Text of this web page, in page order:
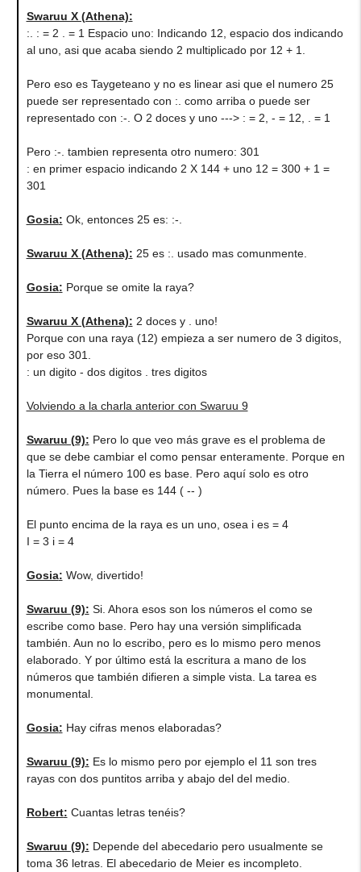
Swaruu X (Athena):
:. : = 2 . = 1 Espacio uno: Indicando 12, espacio dos indicando
al uno, asi que acaba siendo 2 multiplicado por 12 + 1.
Pero eso es Taygeteano y no es linear asi que el numero 25
puede ser representado con :. como arriba o puede ser
representado con :-. O 2 doces y uno ---> : = 2, - = 12, . = 1
Pero :-. tambien representa otro numero: 301
: en primer espacio indicando 2 X 144 + uno 12 = 300 + 1 =
301
Gosia: Ok, entonces 25 es: :-.
Swaruu X (Athena): 25 es :. usado mas comunmente.
Gosia: Porque se omite la raya?
Swaruu X (Athena): 2 doces y . uno!
Porque con una raya (12) empieza a ser numero de 3 digitos,
por eso 301.
: un digito - dos digitos . tres digitos
Volviendo a la charla anterior con Swaruu 9
Swaruu (9): Pero lo que veo más grave es el problema de
que se debe cambiar el como pensar enteramente. Porque en
la Tierra el número 100 es base. Pero aquí solo es otro
número. Pues la base es 144 ( -- )
El punto encima de la raya es un uno, osea i es = 4
I = 3 i = 4
Gosia: Wow, divertido!
Swaruu (9): Si. Ahora esos son los números el como se
escribe como base. Pero hay una versión simplificada
también. Aun no lo escribo, pero es lo mismo pero menos
elaborado. Y por último está la escritura a mano de los
números que también difieren a simple vista. La tarea es
monumental.
Gosia: Hay cifras menos elaboradas?
Swaruu (9): Es lo mismo pero por ejemplo el 11 son tres
rayas con dos puntitos arriba y abajo del del medio.
Robert: Cuantas letras tenéis?
Swaruu (9): Depende del abecedario pero usualmente se
toma 36 letras. El abecedario de Meier es incompleto.